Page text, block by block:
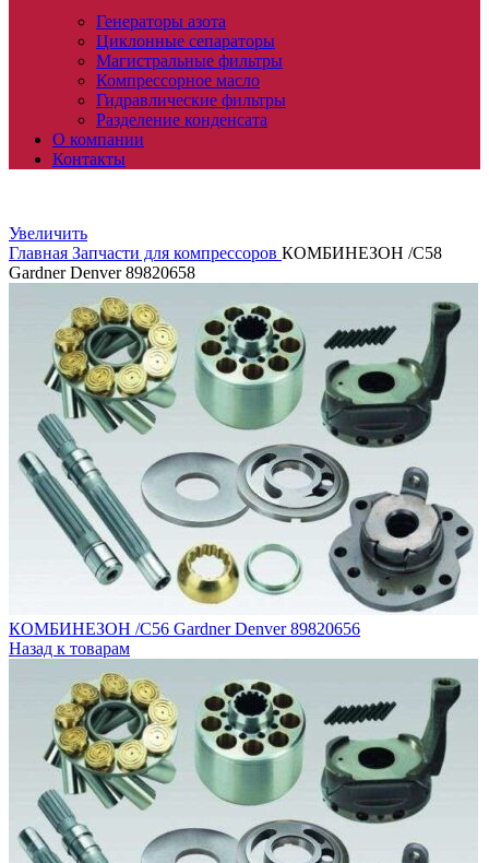
Генераторы азота
Циклонные сепараторы
Магистральные фильтры
Компрессорное масло
Гидравлические фильтры
Разделение конденсата
О компании
Контакты
Увеличить
Главная Запчасти для компрессоров КОМБИНЕЗОН /C58
Gardner Denver 89820658
КОМБИНЕЗОН /C56 Gardner Denver 89820656
Назад к товарам